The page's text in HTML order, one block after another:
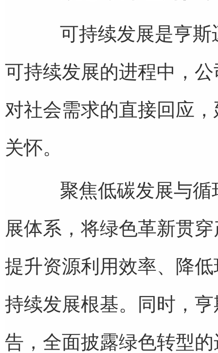
可持续发展是亨斯
可持续发展的进程中，
对社会需求的直接回应
关怀。
聚焦低碳发展与循
展体系，将绿色革新贯
提升资源利用效率、降
持续发展根基。同时，
告，全面披露绿色转型